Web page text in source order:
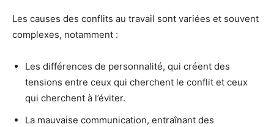
Les causes des conflits au travail sont variées et souvent
complexes, notamment :
Les différences de personnalité, qui créent des
tensions entre ceux qui cherchent le conflit et ceux
qui cherchent à l’éviter.
La mauvaise communication, entraînant des